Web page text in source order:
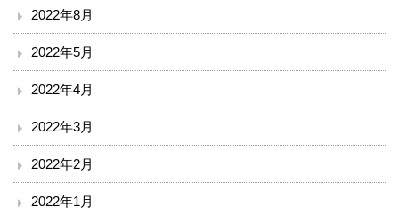
入退院支援センター
地域医療連携室
その他
赤十字講習・講演会等のお知らせ
2022年8月
2022年5月
2022年4月
2022年3月
2022年2月
2022年1月